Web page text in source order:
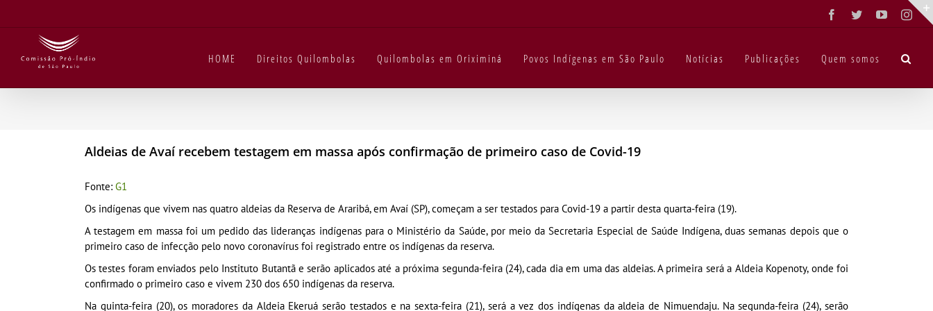
Facebook
TwitterYouTube
HOME Direitos Quilombolas Quilombolas em Oriximiná Povos Indígenas em São Paulo Notícias Publicações Quem somos
Aldeias de Avaí recebem testagem em massa após confirmação de primeiro caso de Covid-19
Fonte: G1
Os indígenas que vivem nas quatro aldeias da Reserva de Araribá, em Avaí (SP), começam a ser testados para Covid-19 a partir desta quarta-feira (19).
A testagem em massa foi um pedido das lideranças indígenas para o Ministério da Saúde, por meio da Secretaria Especial de Saúde Indígena, duas semanas depois que o
primeiro caso de infecção pelo novo coronavírus foi registrado entre os indígenas da reserva.
Os testes foram enviados pelo Instituto Butantã e serão aplicados até a próxima segunda-feira (24), cada dia em uma das aldeias. A primeira será a Aldeia Kopenoty, onde foi
confirmado o primeiro caso e vivem 230 dos 650 indígenas da reserva.
Na quinta-feira (20), os moradores da Aldeia Ekeruá serão testados e na sexta-feira (21), será a vez dos indígenas da aldeia de Nimuendaju. Na segunda-feira (24), serão